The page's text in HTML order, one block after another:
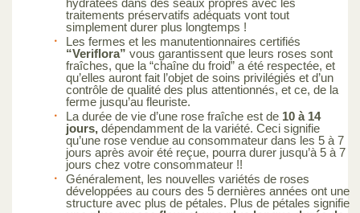
traitements préservatifs adéquats vont tout
simplement durer plus longtemps !
Les fermes et les manutentionnaires certifiés
“Veriflora” vous garantissent que leurs roses sont
fraîches, que la “chaîne du froid” a été respectée, et
qu’elles auront fait l’objet de soins privilégiés et d’un
contrôle de qualité des plus attentionnés, et ce, de la
ferme jusqu’au fleuriste.
La durée de vie d’une rose fraîche est de 10 à 14
jours, dépendamment de la variété. Ceci signifie
qu’une rose vendue au consommateur dans les 5 à 7
jours après avoir été reçue, pourra durer jusqu’à 5 à 7
jours chez votre consommateur !!
Généralement, les nouvelles variétés de roses
développées au cours des 5 dernières années ont une
structure avec plus de pétales. Plus de pétales signifie